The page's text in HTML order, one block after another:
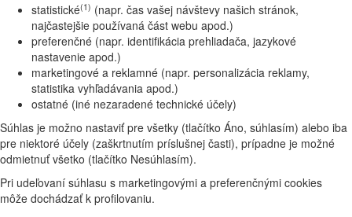
statistické(1) (napr. čas vašej návštevy našich stránok,
najčastejšie používaná část webu apod.)
preferenčné (napr. identifikácia prehliadača, jazykové
nastavenie apod.)
marketingové a reklamné (napr. personalizácia reklamy,
statistika vyhľadávania apod.)
ostatné (iné nezaradené technické účely)
Súhlas je možno nastaviť pre všetky (tlačítko Áno, súhlasím) alebo iba
pre niektoré účely (zaškrtnutím príslušnej časti), prípadne je možné
odmietnuť všetko (tlačítko Nesúhlasím).
Pri udeľovaní súhlasu s marketingovými a preferenčnými cookies
môže dochádzať k profilovaniu.